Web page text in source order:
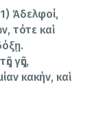
Ἀδελφοί,
τότε καὶ
γῆς,
κακήν, καὶ